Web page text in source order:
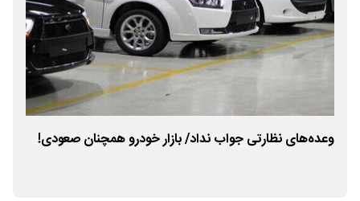
وعده‌های نظارتی جواب نداد/ بازار خودرو همچنان صعودی!